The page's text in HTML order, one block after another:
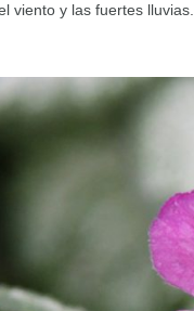
viento y las fuertes lluvias.